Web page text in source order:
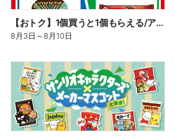
【おトク】1個買うと1個もらえる/アイス
8月3日 ～8月10日